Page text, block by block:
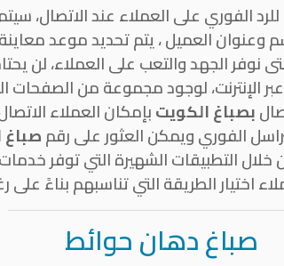
على العملاء عند الاتصال،
وعنوان العميل ، يتم تحديد موعد
نوفر الجهد والتعب على العملاء، لن
الإنترنت، لوجود مجموعة من الصفحات
بصباغ الكويتبإمكان العملاء
الفوري ويمكن العثور على رقم
التطبيقات الشهيرة التي توفر
اختيار الطريقة التي تناسبهم بناءً على
صباغ دهان حوائط